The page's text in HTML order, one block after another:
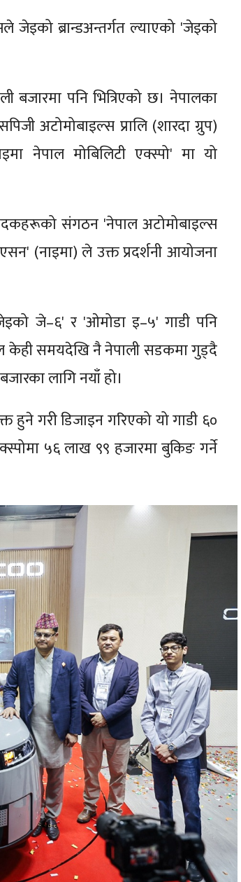
जेइको ब्रान्डअन्तर्गत ल्याएको 'जेइको
बजारमा पनि भित्रिएको छ। नेपालका
अटोमोबाइल्स प्रालि (शारदा ग्रुप)
नेपाल मोबिलिटी एक्स्पो' मा यो
संगठन 'नेपाल अटोमोबाइल्स
(नाइमा) ले उक्त प्रदर्शनी आयोजना
जे–६' र 'ओमोडा इ–५' गाडी पनि
केही समयदेखि नै नेपाली सडकमा गुड्दै
लागि नयाँ हो।
हुने गरी डिजाइन गरिएको यो गाडी ६०
५६ लाख ९९ हजारमा बुकिङ गर्ने